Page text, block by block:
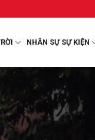
NHÂN SỰ SỰ KIỆN